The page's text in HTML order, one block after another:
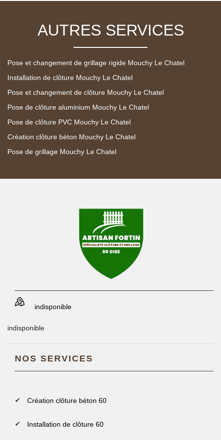
AUTRES SERVICES
Pose et changement de grillage rigide Mouchy Le Chatel
Installation de clôture Mouchy Le Chatel
Pose et changement de clôture Mouchy Le Chatel
Pose de clôture aluminium Mouchy Le Chatel
Pose de clôture PVC Mouchy Le Chatel
Création clôture béton Mouchy Le Chatel
Pose de grillage Mouchy Le Chatel
indisponible
indisponible
NOS SERVICES
Création clôture béton 60
Installation de clôture 60